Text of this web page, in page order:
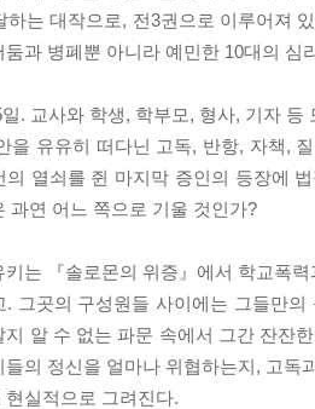
하는 대작으로, 전3권으로 이루어져
둠과 병폐뿐 아니라 예민한 10대의
. 교사와 학생, 학부모, 형사, 기자
을 유유히 떠다닌 고독, 반항, 자책,
의 열쇠를 쥔 마지막 증인의 등장에
과연 어느 쪽으로 기울 것인가?
키는 『솔로몬의 위증』에서 학교폭
. 그곳의 구성원들 사이에는 그들만
지 알 수 없는 파문 속에서 그간 잔잔
들의 정신을 얼마나 위협하는지, 고
현실적으로 그려진다.